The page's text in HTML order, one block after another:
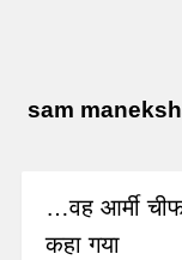
sam
…वह आर्मी
कहा गया